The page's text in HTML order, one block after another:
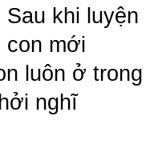
khi luyện
con mới
luôn ở trong
nghĩ